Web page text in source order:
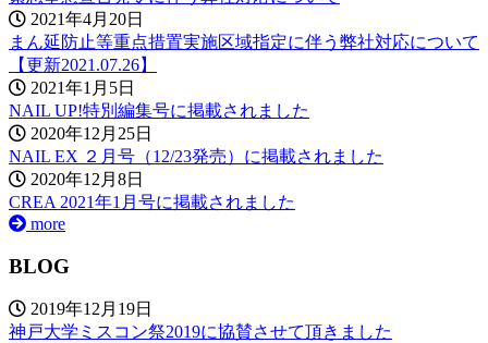
2021年4月20日
まん延防止等重点措置実施区域指定に伴う弊社対応について
【更新2021.07.26】
2021年1月5日
NAIL UP!特別編集号に掲載されました
2020年12月25日
NAIL EX ２月号（12/23発売）に掲載されました
2020年12月8日
CREA 2021年1月号に掲載されました
more
BLOG
2019年12月19日
神戸大学ミスコン祭2019に協賛させて頂きました